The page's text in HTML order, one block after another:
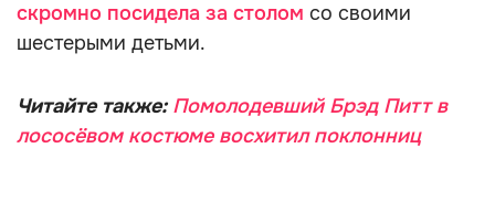
скромно посидела за столом со своими
шестерыми детьми.
Читайте также: Помолодевший Брэд Питт в
лососёвом костюме восхитил поклонниц